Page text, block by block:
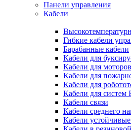
Панели управления
Кабели
Гибкие кабели
Барабанные кабели
Кабели для
Кабели для
Кабели для
Кабели для
Кабели для
Кабели связи
Кабели среднего
Кабели